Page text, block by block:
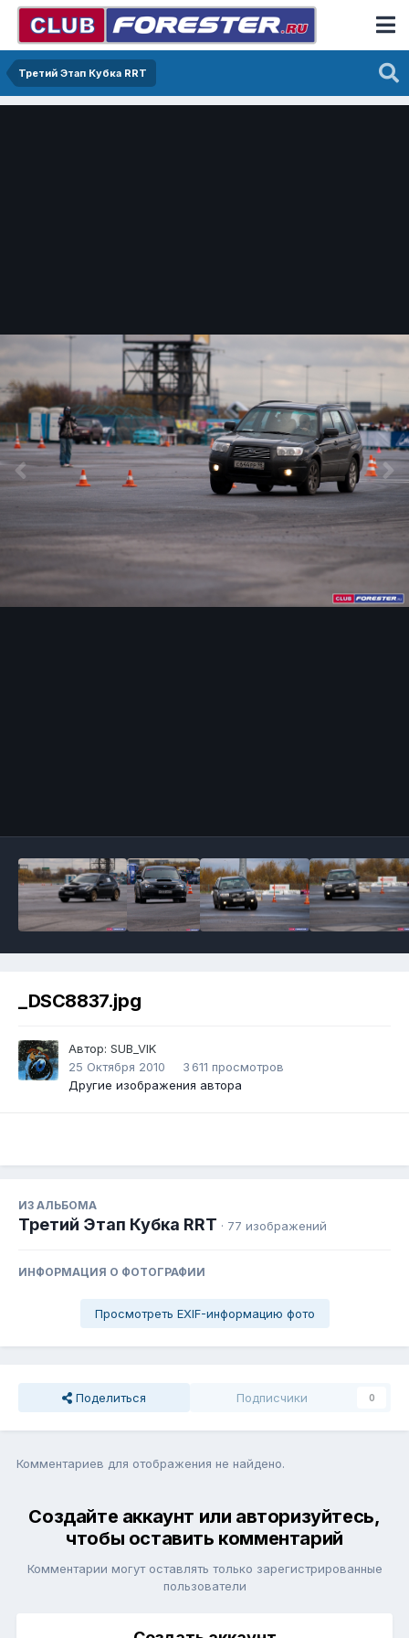
Третий Этап Кубка RRT
_DSC8837.jpg
Автор: SUB_VIK
25 Октября 2010
3 611 просмотров
Другие изображения автора
ИЗ АЛЬБОМА
Третий Этап Кубка RRT · 77 изображений
ИНФОРМАЦИЯ О ФОТОГРАФИИ
Просмотреть EXIF-информацию фото
Поделиться Подписчики 0
Комментариев для отображения не найдено.
Создайте аккаунт или авторизуйтесь,
чтобы оставить комментарий
Комментарии могут оставлять только зарегистрированные
пользователи